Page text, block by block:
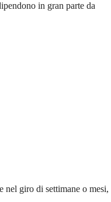
in gran parte da
nel giro di settimane o mesi,